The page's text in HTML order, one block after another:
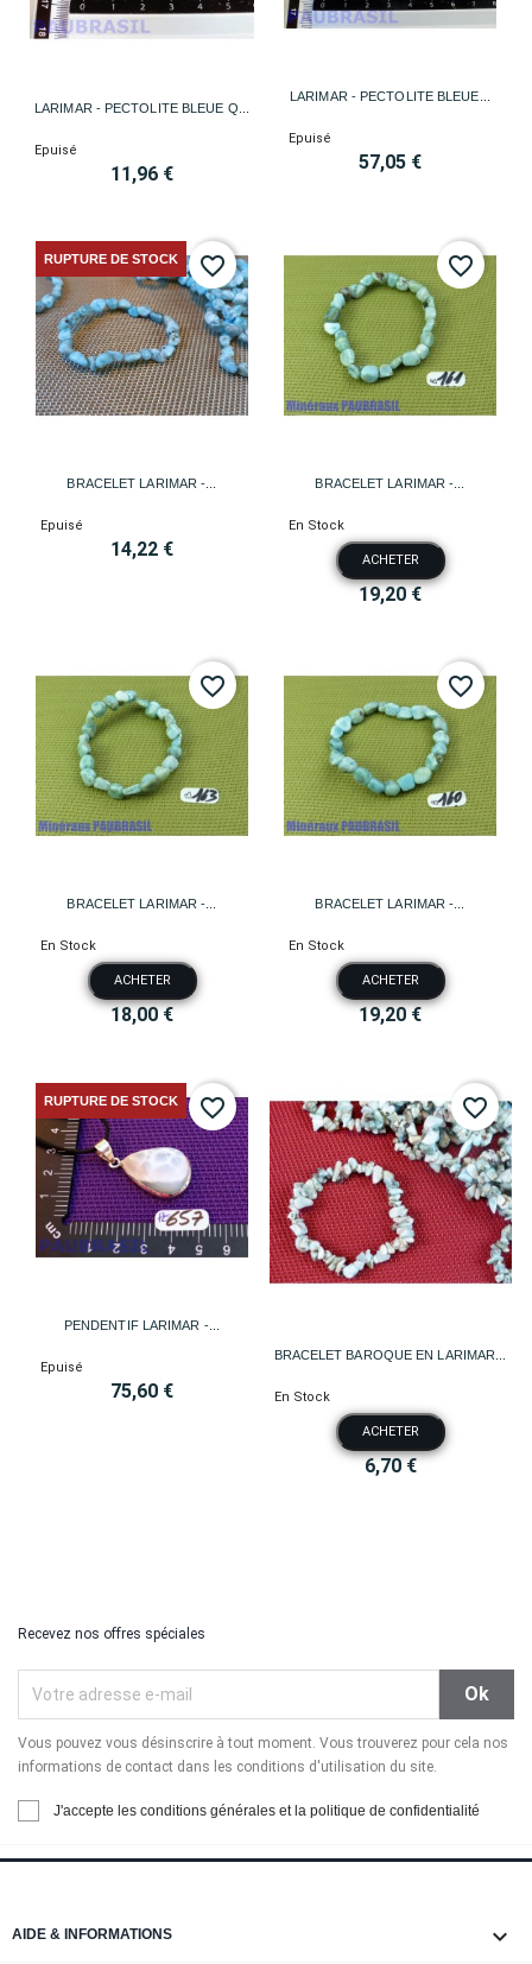
LARIMAR - PECTOLITE BLEUE Q...
Epuisé
11,96 €
LARIMAR - PECTOLITE BLEUE...
Epuisé
57,05 €
BRACELET LARIMAR -...
Epuisé
14,22 €
RUPTURE DE STOCK favorite_border
BRACELET LARIMAR -...
En Stock
ACHETER
19,20 €
favorite_border
BRACELET LARIMAR -...
En Stock
ACHETER
18,00 €
favorite_border
BRACELET LARIMAR -...
En Stock
ACHETER
19,20 €
favorite_border
PENDENTIF LARIMAR -...
Epuisé
75,60 €
RUPTURE DE STOCK favorite_border
BRACELET BAROQUE EN LARIMAR...
En Stock
ACHETER
6,70 €
favorite_border
Recevez nos offres spéciales
Vous pouvez vous désinscrire à tout moment. Vous trouverez pour cela nos
informations de contact dans les conditions d'utilisation du site.
J'accepte les conditions générales et la politique de confidentialité
AIDE & INFORMATIONS 